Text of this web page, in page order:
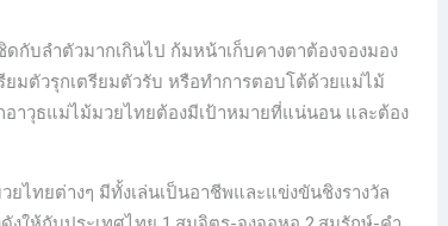
กับลำตัวมากเกินไป ก้มหน้าเก็บคางตาต้องจองมอง
ยมตัวรุกเตรียมตัวรับ หรือทำการตอบโต้ด้วยแม่ไม้
าวุธแม่ไม้มวยไทยต้องมีเป้าหมายที่แน่นอน และต้อง
ไทยต่างๆ มีทั้งเล่นเป็นอาชีพและแข่งขันชิงรางวัล